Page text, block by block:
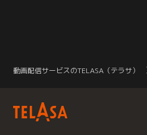
動画配信サービスのTELASA（テラサ）